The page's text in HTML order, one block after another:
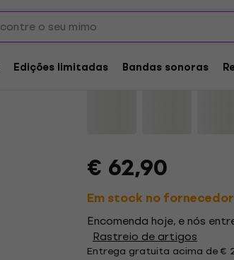
Edições limitadas Bandas sonoras
Demons - Under The
Marca: DemonsCódigo do
€ 62,90
Em stock no fornecedor
Encomenda hoje, e nós
Rastreio de artigos
Entrega gratuita acima de €